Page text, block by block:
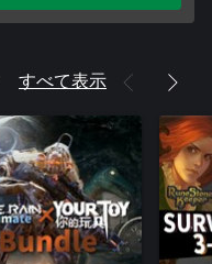
すべて表示